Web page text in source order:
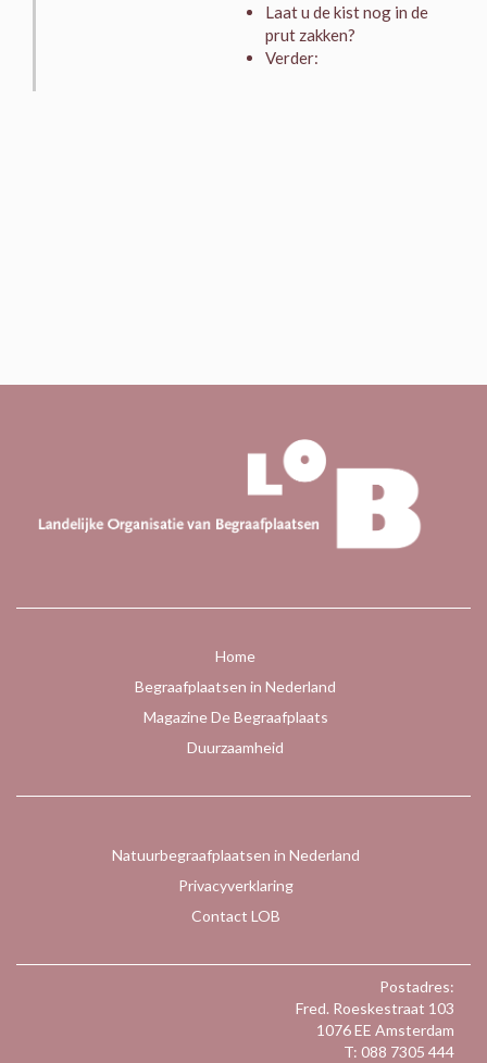
Laat u de kist nog in de
prut zakken?
Verder:
Home
Begraafplaatsen in Nederland
Magazine De Begraafplaats
Duurzaamheid
Natuurbegraafplaatsen in Nederland
Privacyverklaring
Contact LOB
Postadres:
Fred. Roeskestraat 103
1076 EE Amsterdam
T: 088 7305 444